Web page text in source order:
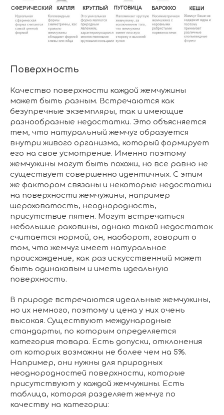
Поверхность
Качество поверхности каждой жемчужины
может быть разным. Встречаются как
безупречные экземпляры, так и имеющие
разнообразные недостатки. Это объясняется
тем, что натуральный жемчуг образуется
внутри живого организма, который формирует
его на свое усмотрение. Именно поэтому
жемчужины могут быть похожи, но все равно не
существует совершенно идентичных. С этим
же фактором связаны и некоторые недостатки
на поверхности жемчужины, например
шероховатость, неоднородность,
присутствие пятен. Могут встречаться
небольшие раковины, однако такой недостаток
считается нормой, он, наоборот, говорит о
том, что жемчуг имеет натуральное
происхождение, как раз искусственный может
быть одинаковым и иметь идеальную
поверхность.
В природе встречаются идеальные жемчужины,
но их немного, поэтому и цена у них очень
высокая. Существуют международные
стандарты, по которым определяется
категория товара. Есть допуски, отклонения
от которых возможны не более чем на 5%.
Например, они нужны для природных
неоднородностей поверхности, которые
присутствуют у каждой жемчужины. Есть
таблица, которая разделяет жемчуг по
качеству на категории: